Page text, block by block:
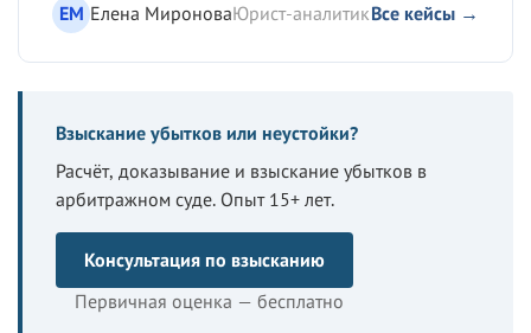
ЕМ Елена МироноваЮрист-аналитикВсе кейсы →
Взыскание убытков или неустойки?
Расчёт, доказывание и взыскание убытков в
арбитражном суде. Опыт 15+ лет.
Консультация по взысканию
Первичная оценка — бесплатно